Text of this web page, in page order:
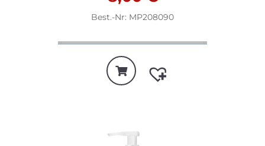
Best.-Nr: MP208090